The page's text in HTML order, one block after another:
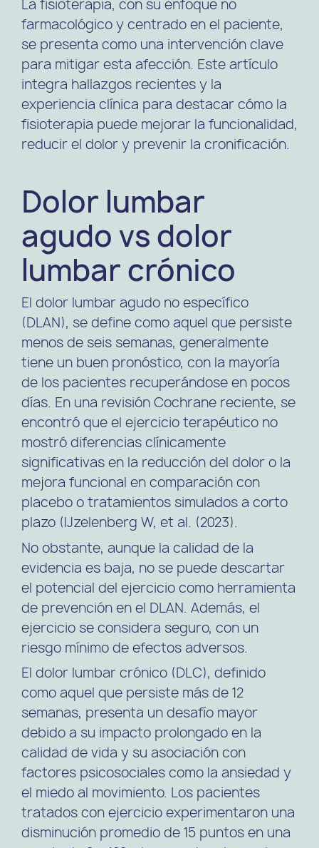
La fisioterapia, con su enfoque no
farmacológico y centrado en el paciente,
se presenta como una intervención clave
para mitigar esta afección. Este artículo
integra hallazgos recientes y la
experiencia clínica para destacar cómo la
fisioterapia puede mejorar la funcionalidad,
reducir el dolor y prevenir la cronificación.
Dolor lumbar
agudo vs dolor
lumbar crónico
El dolor lumbar agudo no específico
(DLAN), se define como aquel que persiste
menos de seis semanas, generalmente
tiene un buen pronóstico, con la mayoría
de los pacientes recuperándose en pocos
días. En una revisión Cochrane reciente, se
encontró que el ejercicio terapéutico no
mostró diferencias clínicamente
significativas en la reducción del dolor o la
mejora funcional en comparación con
placebo o tratamientos simulados a corto
plazo​ (IJzelenberg W, et al. (2023).
No obstante, aunque la calidad de la
evidencia es baja, no se puede descartar
el potencial del ejercicio como herramienta
de prevención en el DLAN. Además, el
ejercicio se considera seguro, con un
riesgo mínimo de efectos adversos.
El dolor lumbar crónico (DLC), definido
como aquel que persiste más de 12
semanas, presenta un desafío mayor
debido a su impacto prolongado en la
calidad de vida y su asociación con
factores psicosociales como la ansiedad y
el miedo al movimiento. Los pacientes
tratados con ejercicio experimentaron una
disminución promedio de 15 puntos en una